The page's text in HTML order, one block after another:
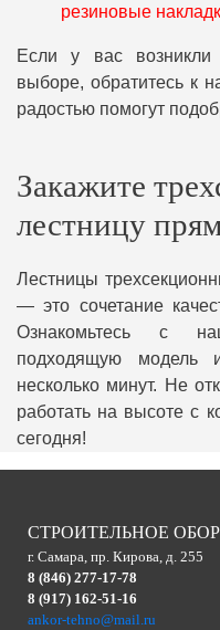
резиновые
Если у вас
выборе, обратитесь к
радостью помогут
Закажите
лестницу
Лестницы
— это сочетание
Ознакомьтесь с
подходящую модель
несколько минут. Не
работать на высоте с
сегодня!
СТРОИТЕЛЬНОЕ
г. Самара, пр. Кирова, д. 255
8 (846) 277-17-78
8 (917) 162-51-16
ankor-tehno@mail.ru